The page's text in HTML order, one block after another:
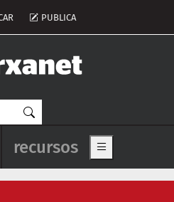
del compte d'usuari
PUBLICA
principal de
recursos Show main